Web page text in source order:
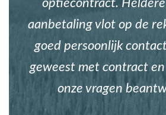
optiecontract. Heldere
aanbetaling vlot op de
goed persoonlijk
geweest met contract
onze vragen